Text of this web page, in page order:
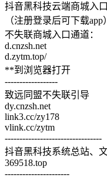
抖音黑科技云端商城入口
（注册登录后可下载app）
不失联商城入口通道：
d.cnzsh.net
d.zytm.top/
**到浏览器打开
------------------
致远同盟不失联引导
dy.cnzsh.net
link3.cc/zy178
vlink.cc/zytm
---------------------------------
抖音黑科技系统总站、
369518.top
----------------------